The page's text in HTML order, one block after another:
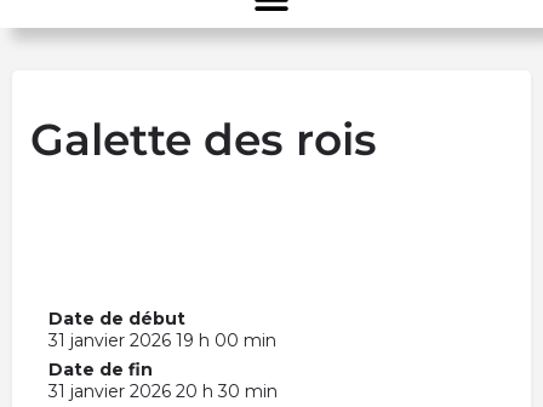
Galette des rois
Date de début
31 janvier 2026 19 h 00 min
Date de fin
31 janvier 2026 20 h 30 min